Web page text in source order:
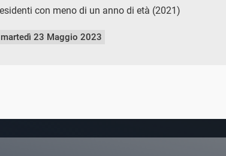
con meno di un anno di età (2021)
martedì 23 Maggio 2023